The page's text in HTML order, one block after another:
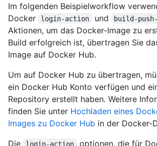
Im folgenden Beispielworkflow
Docker
login-action und build-
Aktionen, um das Docker-Image zu
Build erfolgreich ist, übertragen Sie
Image auf Docker Hub.
Um auf Docker Hub zu übertragen,
ein Docker Hub Konto verfügen und
Repository erstellt haben. Weitere
finden Sie unter Hochladen eines
Images zu Docker Hub in der Docker-
Die
login-action optionen, die für